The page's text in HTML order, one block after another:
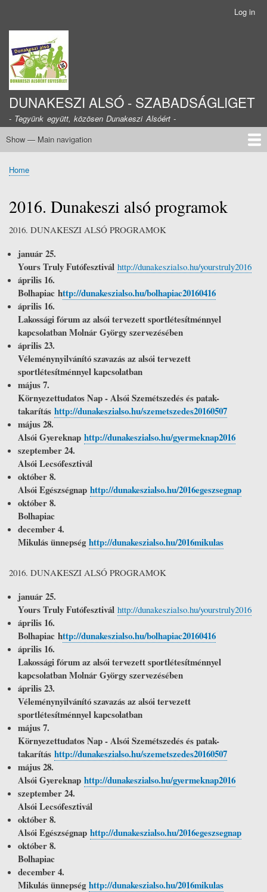
account
menu
Log in
DUNAKESZI ALSÓ - SZABADSÁGLIGET
- Tegyünk együtt, közösen Dunakeszi Alsóért -
Main
Show — Main navigation
Dunakeszi Alsóért Egyesületről
Alapszabály
Belépés az egyesületbe
Vezetőségi tagok
Elérhetőségeink
Beszámolók
DAE Hírlevél
NEA Támogatás
Tagfelvétel
Breadcrumb
Home
2016. Dunakeszi alsó programok
2016. DUNAKESZI ALSÓ PROGRAMOK
január 25.
Yours Truly Futófesztivál http://dunakeszialso.hu/yourstruly2016
április 16.
Bolhapiac http://dunakeszialso.hu/bolhapiac20160416
április 16.
Lakossági fórum az alsói tervezett sportlétesítménnyel
kapcsolatban Molnár György szervezésében
április 23.
Véleménynyilvánító szavazás az alsói tervezett
sportlétesítménnyel kapcsolatban
május 7.
Környezettudatos Nap - Alsói Szemétszedés és patak-
takarítás http://dunakeszialso.hu/szemetszedes20160507
május 28.
Alsói Gyereknap http://dunakeszialso.hu/gyermeknap2016
szeptember 24.
Alsói Lecsófesztivál
október 8.
Alsói Egészségnap http://dunakeszialso.hu/2016egeszsegnap
október 8.
Bolhapiac
december 4.
Mikulás ünnepséghttp://dunakeszialso.hu/2016mikulas
2016. DUNAKESZI ALSÓ PROGRAMOK
január 25.
Yours Truly Futófesztivál http://dunakeszialso.hu/yourstruly2016
április 16.
Bolhapiac http://dunakeszialso.hu/bolhapiac20160416
április 16.
Lakossági fórum az alsói tervezett sportlétesítménnyel
kapcsolatban Molnár György szervezésében
április 23.
Véleménynyilvánító szavazás az alsói tervezett
sportlétesítménnyel kapcsolatban
május 7.
Környezettudatos Nap - Alsói Szemétszedés és patak-
takarítás http://dunakeszialso.hu/szemetszedes20160507
május 28.
Alsói Gyereknap http://dunakeszialso.hu/gyermeknap2016
szeptember 24.
Alsói Lecsófesztivál
október 8.
Alsói Egészségnap http://dunakeszialso.hu/2016egeszsegnap
október 8.
Bolhapiac
december 4.
Mikulás ünnepséghttp://dunakeszialso.hu/2016mikulas